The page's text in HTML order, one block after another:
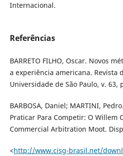
Internacional.
Referências
BARRETO FILHO, Oscar. Novos
a experiência americana. Revista
Universidade de São Paulo, v. 63,
BARBOSA, Daniel; MARTINI,
Praticar Para Competir: O Willem
Commercial Arbitration Moot.
<http://www.cisg-brasil.net/